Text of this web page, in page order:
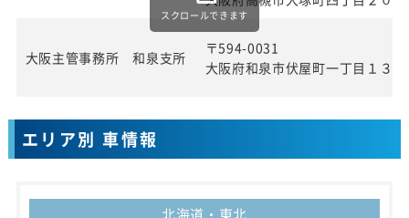
大阪主管事務所 和泉支所
〒594-0031
大阪府和泉市伏屋町一丁目１３
スクロールできます
エリア別 車情報